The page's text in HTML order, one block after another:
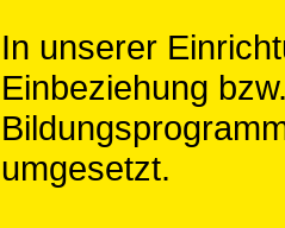
In unserer
Einbeziehung
umgesetzt.